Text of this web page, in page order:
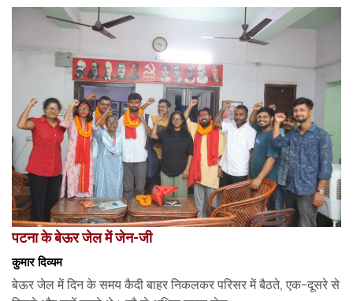
पटना के बेऊर जेल में जेन-जी
कुमार दिव्यम
बेऊर जेल में दिन के समय कैदी बाहर निकलकर परिसर में बैठते, एक-दूसरे से